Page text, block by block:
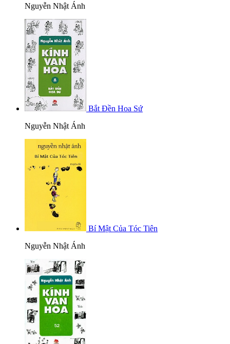
Nguyễn Nhật Ánh
Bắt Đền Hoa Sứ
Nguyễn Nhật Ánh
Bí Mật Của Tóc Tiên
Nguyễn Nhật Ánh